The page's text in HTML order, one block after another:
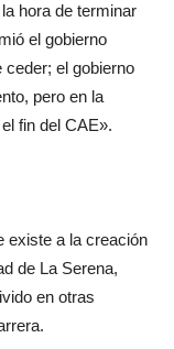
hora de terminar
el gobierno
ceder; el gobierno
pero en la
fin del CAE».
existe a la creación
de La Serena,
en otras